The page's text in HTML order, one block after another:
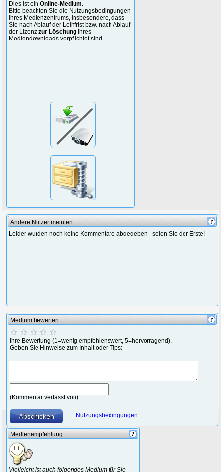
Dies ist einOnline-Medium.
Bitte beachten Sie die Nutzungsbedingungen
Ihres Medienzentrums, insbesondere, dass
Sie nach Ablauf der Leihfrist bzw. nach Ablauf
der Lizenzzur Löschung Ihres
Mediendownloads verpflichtet sind.
Andere Nutzer meinten:
Leider wurden noch keine Kommentare abgegeben - seien Sie der Erste!
Medium bewerten
Ihre Bewertung (1=wenig empfehlenswert, 5=hervorragend).
Geben Sie Hinweise zum Inhalt oder Tips:
(Kommentar verfasst von).
Nutzungsbedingungen
Medienempfehlung
Vielleicht ist auch folgendes Medium für Sie